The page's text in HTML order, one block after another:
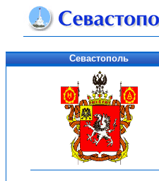
Севастополь